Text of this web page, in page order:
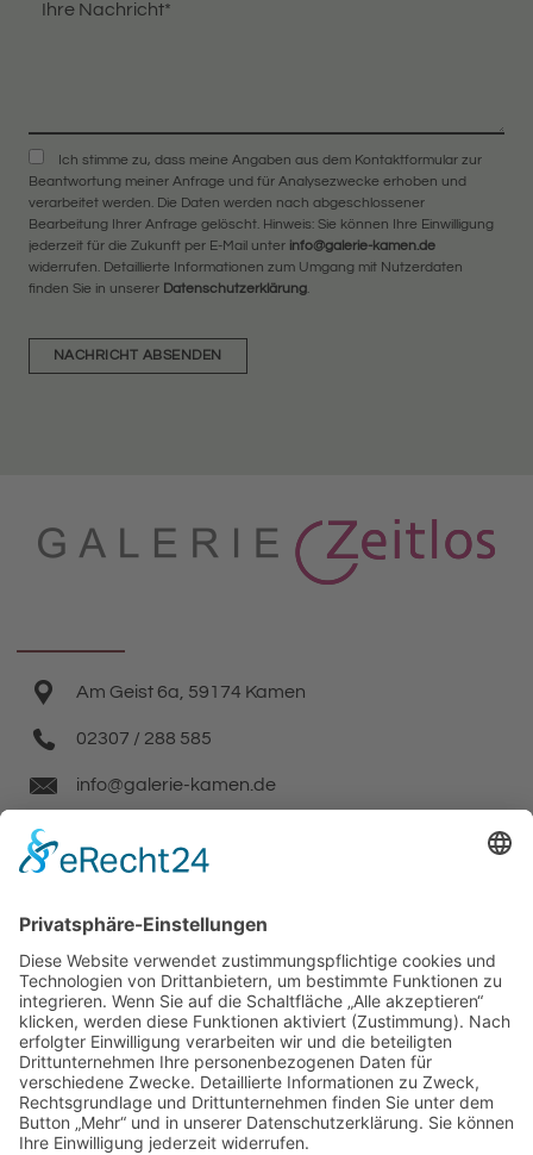
Ich stimme zu, dass meine Angaben aus dem Kontaktformular zur
Beantwortung meiner Anfrage und für Analysezwecke erhoben und
verarbeitet werden. Die Daten werden nach abgeschlossener
Bearbeitung Ihrer Anfrage gelöscht. Hinweis: Sie können Ihre Einwilligung
jederzeit für die Zukunft per E-Mail unter info@galerie-kamen.de
widerrufen. Detaillierte Informationen zum Umgang mit Nutzerdaten
finden Sie in unserer Datenschutzerklärung.
NACHRICHT ABSENDEN
Am Geist 6a, 59174 Kamen
02307 / 288 585
info@galerie-kamen.de
Facebook
Wir benötigen Ihre Zustimmung, um den
Google Maps-Service zu laden!
Wir verwenden einen Service eines
Drittanbieters, um Karteninhalte einzubetten.
Dieser Service kann Daten zu Ihren Aktivitäten